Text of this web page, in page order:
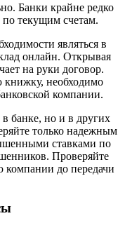
Банки крайне редко
текущим счетам.
являться в
онлайн. Открывая
на руки договор.
книжку, необходимо
компании.
банке, но и в других
только надежным
ставками по
Проверяйте
до передачи